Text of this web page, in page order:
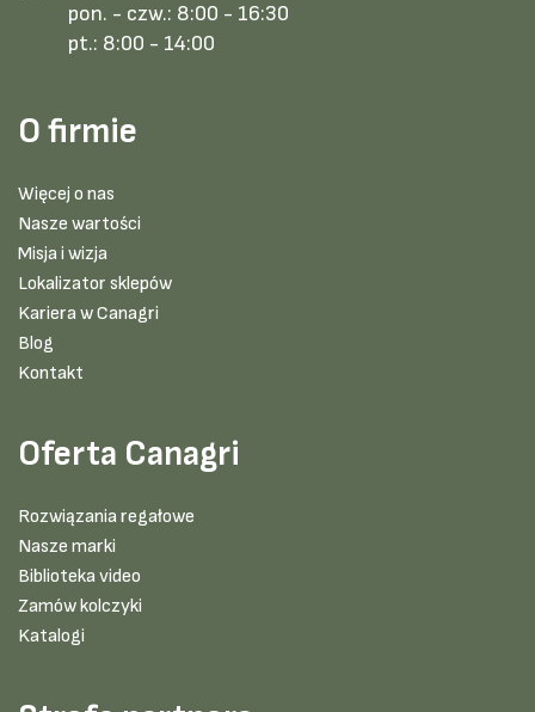
pon. - czw.: 8:00 - 16:30
pt.: 8:00 - 14:00
O firmie
Więcej o nas
Nasze wartości
Misja i wizja
Lokalizator sklepów
Kariera w Canagri
Blog
Kontakt
Oferta Canagri
Rozwiązania regałowe
Nasze marki
Biblioteka video
Zamów kolczyki
Katalogi